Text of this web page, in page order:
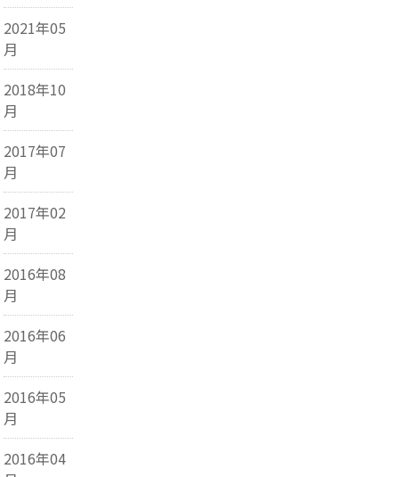
2021年05
月
2018年10
月
2017年07
月
2017年02
月
2016年08
月
2016年06
月
2016年05
月
2016年04